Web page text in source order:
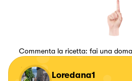
Commenta la ricetta: fai una
Loredana1